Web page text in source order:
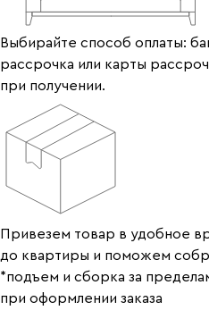
Выбирайте способ оплаты:
рассрочка или карты
при получении.
Привезем товар в удобное
до квартиры и поможем
*подъем и сборка за
при оформлении заказа